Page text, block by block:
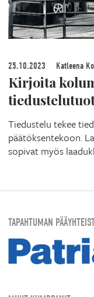
25.10.2023 Katleena
Kirjoita
Tiedustelu tekee
päätöksentekoon.
sopivat myös
TAPAHTUMAN